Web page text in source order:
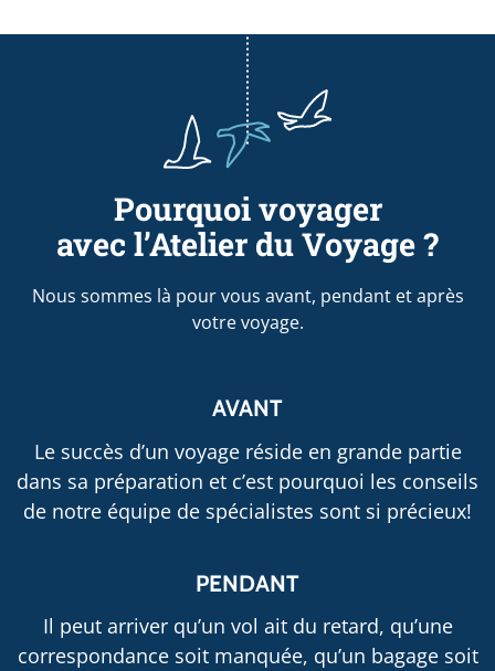
Pourquoi voyager
avec l’Atelier du Voyage ?
Nous sommes là pour vous avant, pendant et après
votre voyage.
AVANT
Le succès d’un voyage réside en grande partie
dans sa préparation et c’est pourquoi les conseils
de notre équipe de spécialistes sont si précieux!
PENDANT
Il peut arriver qu’un vol ait du retard, qu’une
correspondance soit manquée, qu’un bagage soit